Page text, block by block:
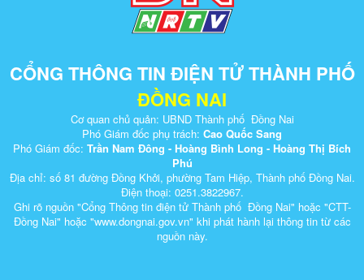
CỔNG THÔNG TIN ĐIỆN TỬ THÀNH PHỐ
ĐỒNG NAI
Cơ quan chủ quản: UBND Thành phố Đồng Nai
Phó Giám đốc phụ trách: Cao Quốc Sang
Phó Giám đốc: Trần Nam Đông - Hoàng Bình Long - Hoàng Thị Bích
Phú
Địa chỉ: số 81 đường Đồng Khởi, phường Tam Hiệp, Thành phố Đồng Nai.
Điện thoại: 0251.3822967.
Ghi rõ nguồn "Cổng Thông tin điện tử Thành phố Đồng Nai" hoặc "CTT-
Đồng Nai" hoặc "www.dongnai.g​ov.vn" khi ​phát hành lại thông tin từ các
nguồn này.​